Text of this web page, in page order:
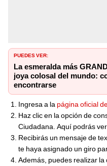
PUEDES VER:
La esmeralda más
joya colosal del mundo:
encontrarse
Ingresa a la página oficial
Haz clic en la opción de
Ciudadana. Aquí podrás
Recibirás un mensaje de
te haya asignado un giro
Además, puedes realizar